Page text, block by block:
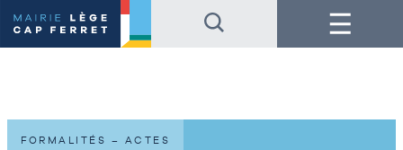
au
contenu
de
au
pied
de
Menu
FORMALITÉS – ACTES